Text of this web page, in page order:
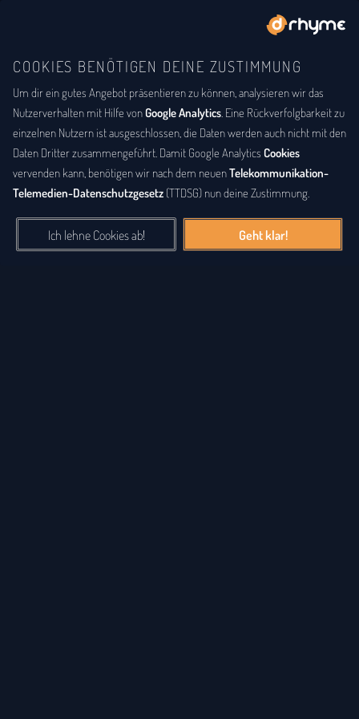
COOKIES BENÖTIGEN DEINE ZUSTIMMUNG
Um dir ein gutes Angebot präsentieren zu können, analysieren wir das
Nutzerverhalten mit Hilfe vonGoogle Analytics. Eine Rückverfolgbarkeit zu
einzelnen Nutzern ist ausgeschlossen, die Daten werden auch nicht mit den
Daten Dritter zusammengeführt. Damit Google Analytics Cookies
vervenden kann, benötigen wir nach dem neuenTelekommunikation-
Telemedien-Datenschutzgesetz (TTDSG) nun deine Zustimmung.
Ich lehne Cookies ab! Geht klar!
BUCHSTABENTAUSCH ANAGRAMM
Anagramm-Lexikon
DasAnagrammlexikonbietet eine alphabetische Auflistung aller
Wörter, zu denen Anagramme existieren. EinAnagrammist eine
Buchstabenfolge, die durch Vertauschung der Buchstaben einer
Wörter und auch ganze Sätze sein. Bei diesem Lexikon hingegen
geht es einzig um real existierende, einzelne Wörter, die durch